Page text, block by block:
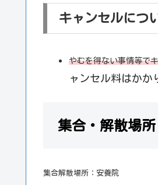
キャンセルにつ
やむを得ない事情等で
ャンセル料はかか
集合・解散場所
集合解散場所：安養院